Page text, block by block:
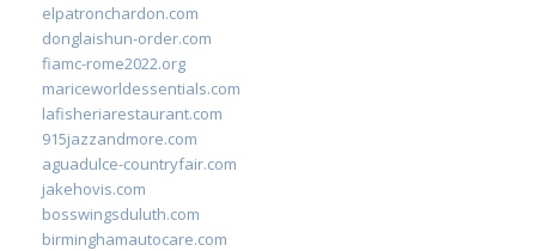
elpatronchardon.com
donglaishun-order.com
fiamc-rome2022.org
mariceworldessentials.com
lafisheriarestaurant.com
915jazzandmore.com
aguadulce-countryfair.com
jakehovis.com
bosswingsduluth.com
birminghamautocare.com